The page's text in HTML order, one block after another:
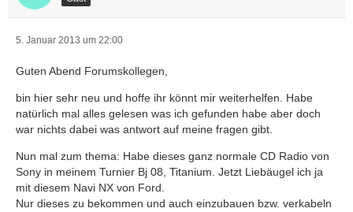
5. Januar 2013 um 22:00
Guten Abend Forumskollegen,
bin hier sehr neu und hoffe ihr könnt mir weiterhelfen. Habe
natürlich mal alles gelesen was ich gefunden habe aber doch
war nichts dabei was antwort auf meine fragen gibt.
Nun mal zum thema: Habe dieses ganz normale CD Radio von
Sony in meinem Turnier Bj 08, Titanium. Jetzt Liebäugel ich ja
mit diesem Navi NX von Ford.
Nur dieses zu bekommen und auch einzubauen bzw. verkabeln